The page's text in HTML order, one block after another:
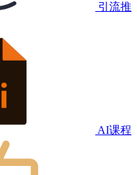
引流推
AI课程